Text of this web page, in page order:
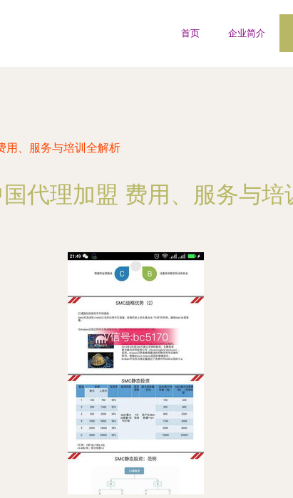
首页 企业简介
用、服务与培训全解析
代理加盟 费用、服务与培